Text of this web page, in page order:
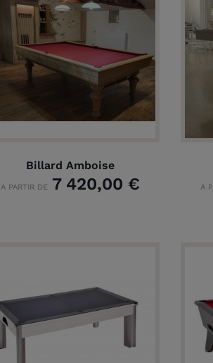
Billard Amboise
A PARTIR DE7 420,00 € A